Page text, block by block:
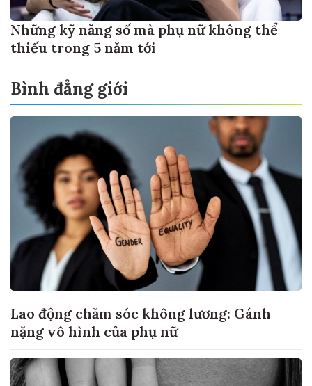
Những kỹ năng số mà phụ nữ không thể
thiếu trong 5 năm tới
Bình đẳng giới
Lao động chăm sóc không lương: Gánh
nặng vô hình của phụ nữ